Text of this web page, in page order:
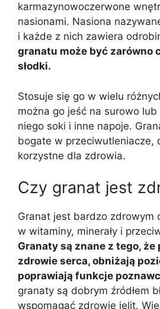
karmazynowoczerwone
nasionami. Nasiona
i każde z nich zawiera
granatu może być zarówno
słodki.
Stosuje się go w wielu
można go jeść na surowo
niego soki i inne napoje.
bogate w przeciwutleniacze,
korzystne dla zdrowia.
Czy granat jest
Granat jest bardzo zdrowym
w witaminy, minerały i
Granaty są znane z tego, że
zdrowie serca, obniżają
poprawiają funkcje
granaty są dobrym źródłem
wspomagać zdrowie jelit.